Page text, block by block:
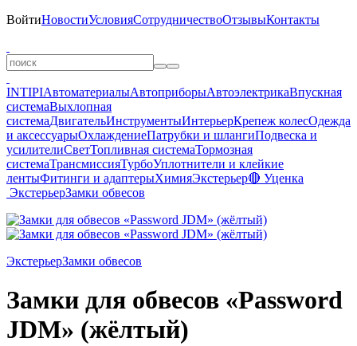
ВойтиНовостиУсловияСотрудничествоОтзывыКонтакты
INTIPIАвтоматериалыАвтоприборыАвтоэлектрикаВпускная
системаВыхлопная
системаДвигательИнструментыИнтерьерКрепеж колесОдежда
и аксессуарыОхлаждениеПатрубки и шлангиПодвеска и
усилителиСветТопливная системаТормозная
системаТрансмиссияТурбоУплотнители и клейкие
лентыФитинги и адаптерыХимияЭкстерьер🔴 Уценка
ЭкстерьерЗамки обвесов
ЭкстерьерЗамки обвесов
Замки для обвесов «Password
JDM» (жёлтый)